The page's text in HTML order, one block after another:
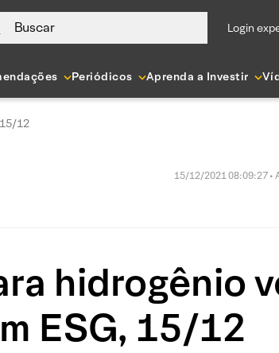
Buscar login
Periódicos Aprenda a Investir
12
15/12/2021 08:09:27 •
hidrogênio
ESG, 15/12